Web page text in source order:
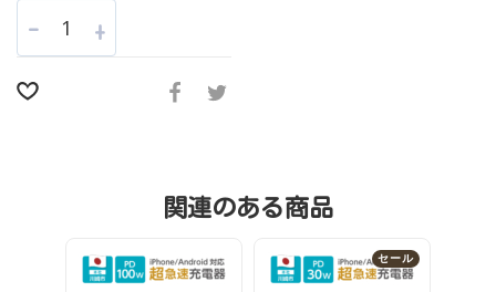
- +
関連のある商品
セール